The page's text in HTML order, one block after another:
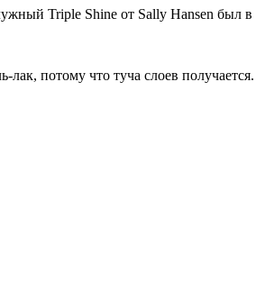
Triple Shine от Sally Hansen был
лак, потому что туча слоев